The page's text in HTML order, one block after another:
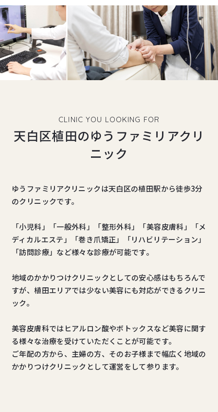
CLINIC YOU LOOKING FOR
天白区植田のゆうファミリアクリ
ニック
ゆうファミリアクリニックは天白区の植田駅から徒歩3分
のクリニックです。
「小児科」「一般外科」「整形外科」「美容皮膚科」「メ
ディカルエステ」「巻き爪矯正」「リハビリテーション」
「訪問診療」など様々な診療が可能です。
地域のかかりつけクリニックとしての安心感はもちろんで
すが、植田エリアでは少ない美容にも対応ができるクリニ
ック。
美容皮膚科ではヒアルロン酸やボトックスなど美容に関す
る様々な治療を受けていただくことが可能です。
ご年配の方から、主婦の方、そのお子様まで幅広く地域の
かかりつけクリニックとして運営をして参ります。